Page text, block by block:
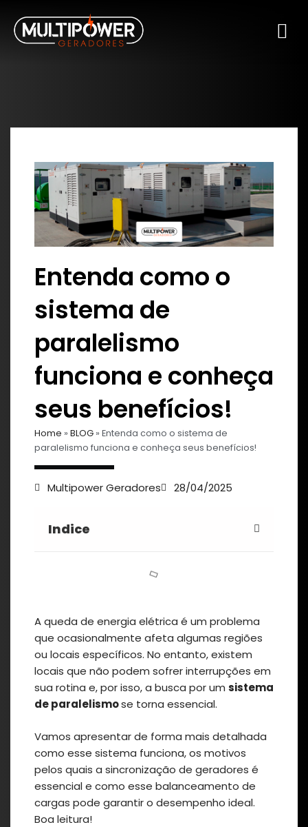
Entenda como o
sistema de
paralelismo
funciona e conheça
seus benefícios!
Home » BLOG » Entenda como o sistema de
paralelismo funciona e conheça seus benefícios!
Multipower Geradores 28/04/2025
Indice
A queda de energia elétrica é um problema
que ocasionalmente afeta algumas regiões
ou locais específicos. No entanto, existem
locais que não podem sofrer interrupções em
sua rotina e, por isso, a busca por um sistema
de paralelismose torna essencial.
Vamos apresentar de forma mais detalhada
como esse sistema funciona, os motivos
pelos quais a sincronização de geradores é
essencial e como esse balanceamento de
cargas pode garantir o desempenho ideal.
Boa leitura!